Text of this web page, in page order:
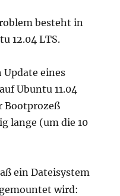
besteht in
12.04 LTS.
Update eines
Ubuntu 11.04
Bootprozeß
lange (um die 10
ein Dateisystem
wird: